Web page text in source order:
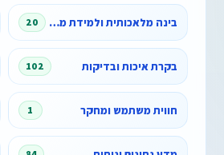
בינה מלאכותית ולמידת מכונה 20
בקרת איכות ובדיקות 102
חווית משתמש ומחקר 1